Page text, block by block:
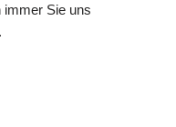
immer Sie uns